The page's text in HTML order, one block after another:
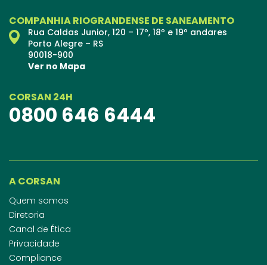
COMPANHIA RIOGRANDENSE DE SANEAMENTO
Rua Caldas Junior, 120 – 17º, 18º e 19º andares
Porto Alegre – RS
90018-900
Ver no Mapa
CORSAN 24H
0800 646 6444
A CORSAN
Quem somos
Diretoria
Canal de Ética
Privacidade
Compliance